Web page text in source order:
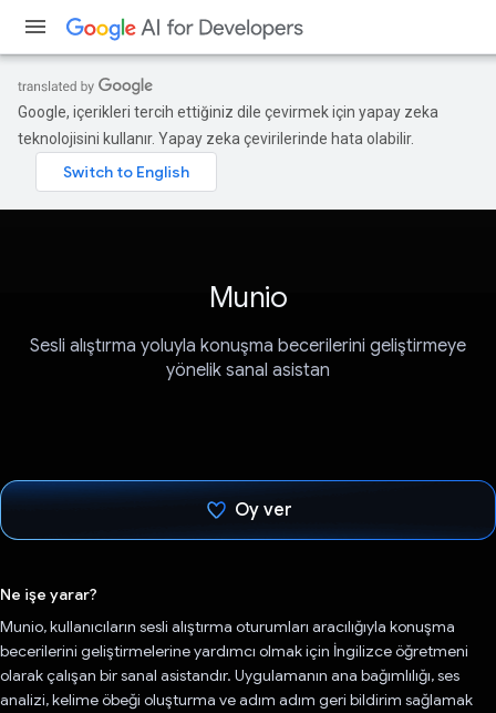
Google, içerikleri tercih ettiğiniz dile çevirmek için yapay zeka
teknolojisini kullanır. Yapay zeka çevirilerinde hata olabilir.
Munio
Sesli alıştırma yoluyla konuşma becerilerini geliştirmeye
yönelik sanal asistan
Oy ver
Ne işe yarar?
Munio, kullanıcıların sesli alıştırma oturumları aracılığıyla konuşma
becerilerini geliştirmelerine yardımcı olmak için İngilizce öğretmeni
olarak çalışan bir sanal asistandır. Uygulamanın ana bağımlılığı, ses
analizi, kelime öbeği oluşturma ve adım adım geri bildirim sağlamak